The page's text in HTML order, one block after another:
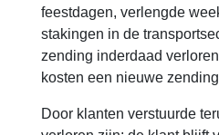
feestdagen, verlengde
stakingen in de
zending inderdaad
kosten een nieuwe
Door klanten verstuurde